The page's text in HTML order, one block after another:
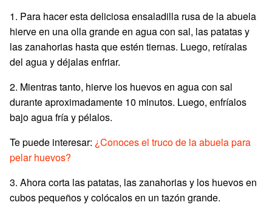
1. Para hacer esta deliciosa ensaladilla rusa de la abuela
hierve en una olla grande en agua con sal, las patatas y
las zanahorias hasta que estén tiernas. Luego, retíralas
del agua y déjalas enfriar.
2. Mientras tanto, hierve los huevos en agua con sal
durante aproximadamente 10 minutos. Luego, enfríalos
bajo agua fría y pélalos.
Te puede interesar: ¿Conoces el truco de la abuela para
pelar huevos?
3. Ahora corta las patatas, las zanahorias y los huevos en
cubos pequeños y colócalos en un tazón grande.